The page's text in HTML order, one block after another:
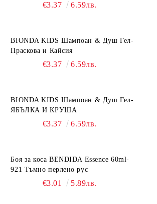
€3.37 6.59лв.
BIONDA KIDS Шампоан & Душ Гел-
Праскова и Кайсия
€3.37 6.59лв.
BIONDA KIDS Шампоан & Душ Гел-
ЯБЪЛКА И КРУША
€3.37 6.59лв.
Боя за коса BENDIDA Essence 60ml-
921 Тъмно перлено рус
€3.01 5.89лв.